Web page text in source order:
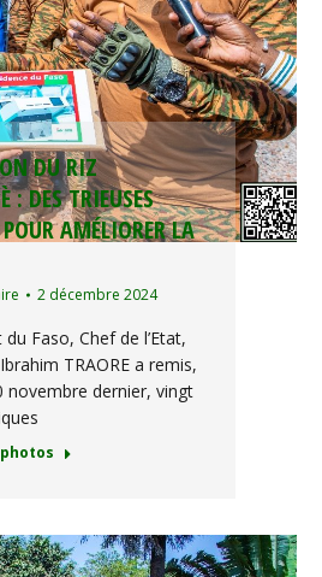
DU RIZ
: DES TRIEUSES
AMÉLIORER LA
2 décembre 2024
Faso, Chef de l’Etat,
TRAORE a remis,
novembre dernier, vingt